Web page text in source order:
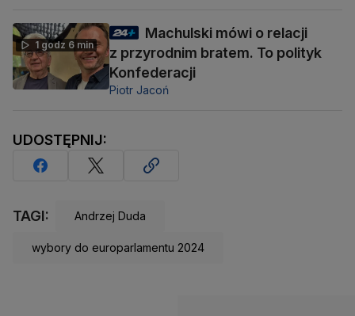
1 godz 6 min
Machulski mówi o relacji
z przyrodnim bratem. To polityk
Konfederacji
Piotr Jacoń
UDOSTĘPNIJ:
TAGI: Andrzej Duda
wybory do europarlamentu 2024